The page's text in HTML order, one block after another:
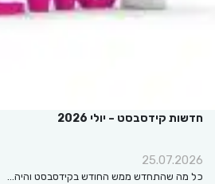
חדשות קידסבסט – יולי 2026
25.07.2026
כל מה שהתחדש ממש החודש בקידסבסט והיה…